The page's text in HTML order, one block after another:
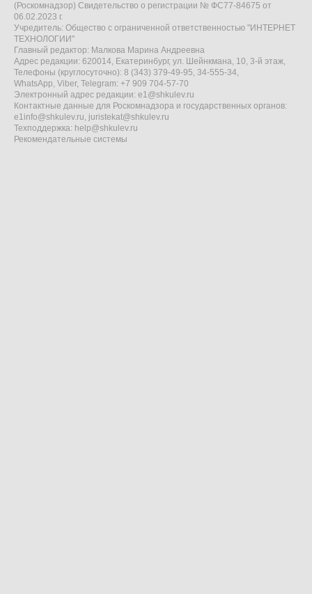
(Роскомнадзор) Свидетельство о регистрации № ФС77-84675 от
06.02.2023 г.
Учредитель: Общество с ограниченной ответственностью "ИНТЕРНЕТ
ТЕХНОЛОГИИ"
Главный редактор: Малкова Марина Андреевна
Адрес редакции: 620014, Екатеринбург, ул. Шейнкмана, 10, 3-й этаж,
Телефоны (круглосуточно): 8 (343) 379-49-95, 34-555-34,
WhatsApp, Viber, Telegram: +7 909 704-57-70
Электронный адрес редакции: e1@shkulev.ru
Контактные данные для Роскомнадзора и государственных органов:
e1info@shkulev.ru, juristekat@shkulev.ru
Техподдержка: help@shkulev.ru
Рекомендательные системы